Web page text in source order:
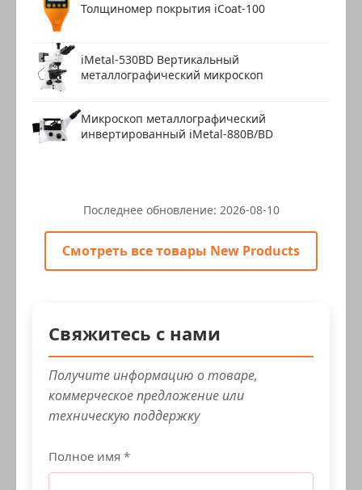
Толщиномер покрытия iCoat-100
iMetal-530BD Вертикальный
металлографический микроскоп
Микроскоп металлографический
инвертированный iMetal-880B/BD
Последнее обновление: 2026-08-10
Смотреть все товары New Products
Свяжитесь с нами
Получите информацию о товаре,
коммерческое предложение или
техническую поддержку
Полное имя *